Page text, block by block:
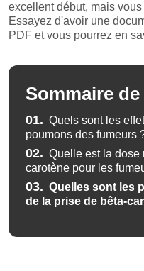
excellent début, mais
Essayez d'avoir une
PDF et vous pourrez en
Sommaire
01. Quels sont les
poumons des fumeurs
02. Quelle est la dose
carotène pour les
03. Quelles sont les
de la prise de bêta-